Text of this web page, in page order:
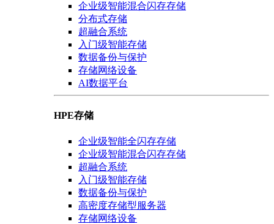
企业级智能混合闪存存储
分布式存储
超融合系统
入门级智能存储
数据备份与保护
存储网络设备
AI数据平台
HPE存储
企业级智能全闪存存储
企业级智能混合闪存存储
超融合系统
入门级智能存储
数据备份与保护
高密度存储型服务器
存储网络设备